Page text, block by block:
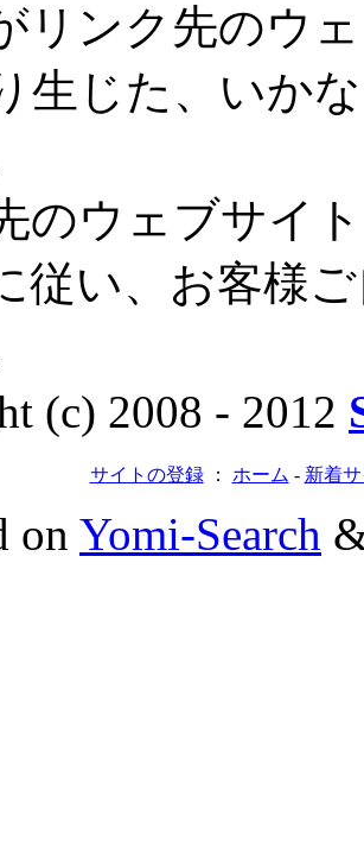
リンク先のウ
生じた、いか
のウェブサイ
従い、お客様
(c) 2008 - 2012
サイトの登録： ホーム - 新着
on Yomi-Search